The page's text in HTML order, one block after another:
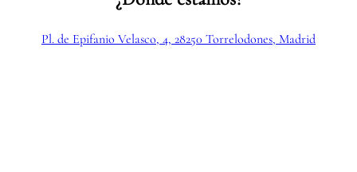
Pl. de Epifanio Velasco, 4, 28250 Torrelodones, Madrid